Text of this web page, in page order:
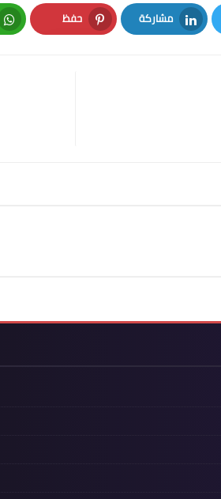
مشاركة
LinkedIn
حفظ
Pinterest